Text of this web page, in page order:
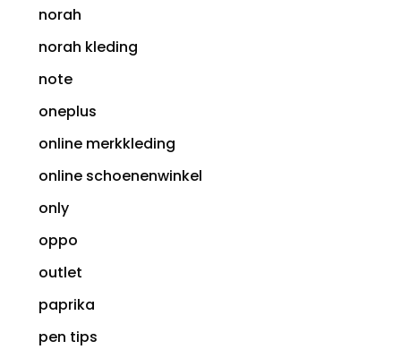
norah
norah kleding
note
oneplus
online merkkleding
online schoenenwinkel
only
oppo
outlet
paprika
pen tips